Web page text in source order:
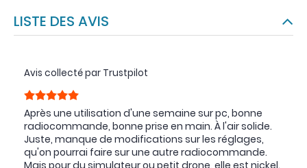
LISTE DES AVIS
Avis collecté par Trustpilot
Après une utilisation d'une semaine sur pc, bonne
radiocommande, bonne prise en main. À l'air solide.
Juste, manque de modifications sur les réglages,
qu'on pourrai faire sur une autre radiocommande.